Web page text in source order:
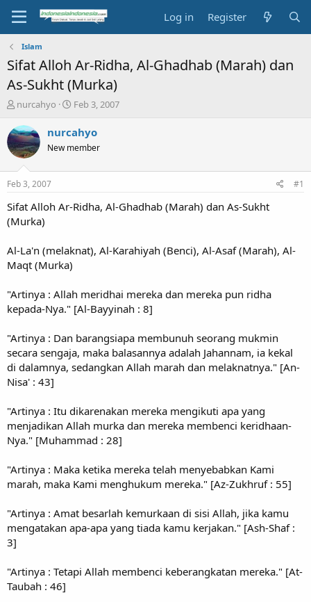
Log in Register
Islam
Sifat Alloh Ar-Ridha, Al-Ghadhab (Marah) dan
As-Sukht (Murka)
T
r
e
a
s
t
a
r
t
r
nurcahyo
S
a
t
e
Feb 3, 2007
nurcahyo
New member
Feb 3, 2007 #1
Sifat Alloh Ar-Ridha, Al-Ghadhab (Marah) dan As-Sukht
(Murka)
Al-La'n (melaknat), Al-Karahiyah (Benci), Al-Asaf (Marah), Al-
Maqt (Murka)
"Artinya : Allah meridhai mereka dan mereka pun ridha
kepada-Nya." [Al-Bayyinah : 8]
"Artinya : Dan barangsiapa membunuh seorang mukmin
secara sengaja, maka balasannya adalah Jahannam, ia kekal
di dalamnya, sedangkan Allah marah dan melaknatnya." [An-
Nisa' : 43]
"Artinya : Itu dikarenakan mereka mengikuti apa yang
menjadikan Allah murka dan mereka membenci keridhaan-
Nya." [Muhammad : 28]
"Artinya : Maka ketika mereka telah menyebabkan Kami
marah, maka Kami menghukum mereka." [Az-Zukhruf : 55]
"Artinya : Amat besarlah kemurkaan di sisi Allah, jika kamu
mengatakan apa-apa yang tiada kamu kerjakan." [Ash-Shaf :
3]
"Artinya : Tetapi Allah membenci keberangkatan mereka." [At-
Taubah : 46]